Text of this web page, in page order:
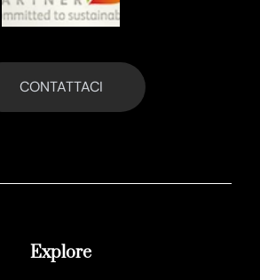
CONTATTACI
Explore